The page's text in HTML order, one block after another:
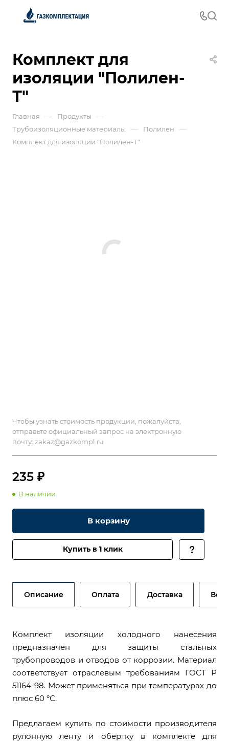
Комплект для
изоляции "Полилен-
Т"
Главная — Продукты —
Трубоизоляционные материалы — Полилен —
Комплект для изоляции "Полилен-Т"
Чтобы узнать стоимость продукции, пожалуйста,
отправьте официальный запрос на электронную
почту: zakaz@gazkompl.ru
235 ₽
В наличии
В корзину
Купить в 1 клик
Описание Оплата Доставка
Комплект изоляции холодного нанесения
предназначен для защиты стальных
трубопроводов и отводов от коррозии. Материал
соответствует отраслевым требованиям ГОСТ Р
51164-98. Может применяться при температурах до
плюс 60 °С.
Предлагаем купить по стоимости производителя
рулонную ленту и обертку в комплекте для